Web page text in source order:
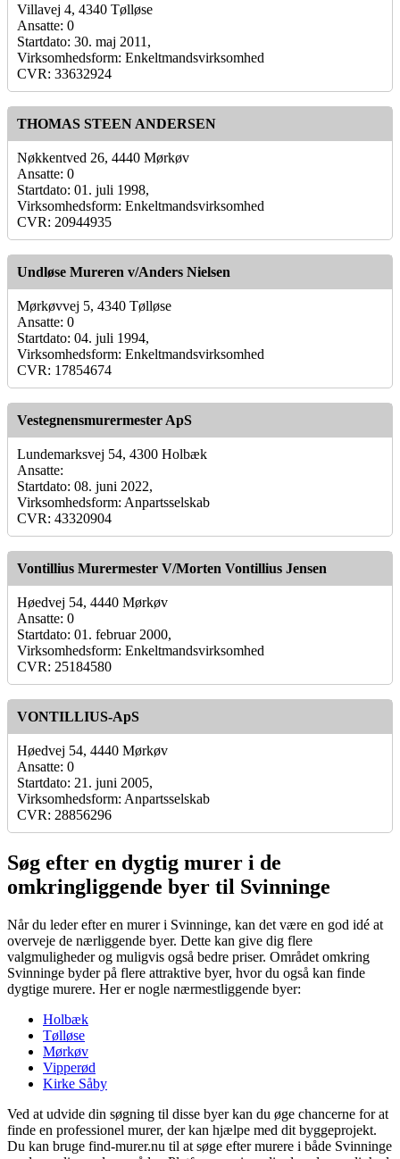
Villavej 4, 4340 Tølløse
Ansatte: 0
Startdato: 30. maj 2011,
Virksomhedsform: Enkeltmandsvirksomhed
CVR: 33632924
THOMAS STEEN ANDERSEN
Nøkkentved 26, 4440 Mørkøv
Ansatte: 0
Startdato: 01. juli 1998,
Virksomhedsform: Enkeltmandsvirksomhed
CVR: 20944935
Undløse Mureren v/Anders Nielsen
Mørkøvvej 5, 4340 Tølløse
Ansatte: 0
Startdato: 04. juli 1994,
Virksomhedsform: Enkeltmandsvirksomhed
CVR: 17854674
Vestegnensmurermester ApS
Lundemarksvej 54, 4300 Holbæk
Ansatte:
Startdato: 08. juni 2022,
Virksomhedsform: Anpartsselskab
CVR: 43320904
Vontillius Murermester V/Morten Vontillius Jensen
Høedvej 54, 4440 Mørkøv
Ansatte: 0
Startdato: 01. februar 2000,
Virksomhedsform: Enkeltmandsvirksomhed
CVR: 25184580
VONTILLIUS-ApS
Høedvej 54, 4440 Mørkøv
Ansatte: 0
Startdato: 21. juni 2005,
Virksomhedsform: Anpartsselskab
CVR: 28856296
Søg efter en dygtig murer i de
omkringliggende byer til Svinninge
Når du leder efter en murer i Svinninge, kan det være en god idé at
overveje de nærliggende byer. Dette kan give dig flere
valgmuligheder og muligvis også bedre priser. Området omkring
Svinninge byder på flere attraktive byer, hvor du også kan finde
dygtige murere. Her er nogle nærmestliggende byer:
Holbæk
Tølløse
Mørkøv
Vipperød
Kirke Såby
Ved at udvide din søgning til disse byer kan du øge chancerne for at
finde en professionel murer, der kan hjælpe med dit byggeprojekt.
Du kan bruge find-murer.nu til at søge efter murere i både Svinninge